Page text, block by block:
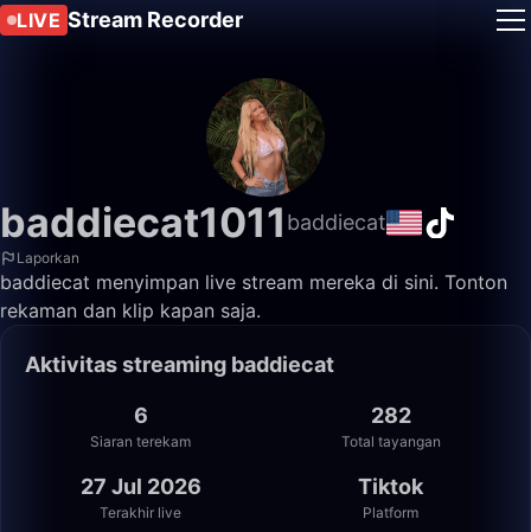
LIVE Stream Recorder
baddiecat1011 baddiecat
Laporkan
baddiecat menyimpan live stream mereka di sini. Tonton
rekaman dan klip kapan saja.
Aktivitas streaming baddiecat
6
Siaran terekam
282
Total tayangan
27 Jul 2026
Terakhir live
Tiktok
Platform